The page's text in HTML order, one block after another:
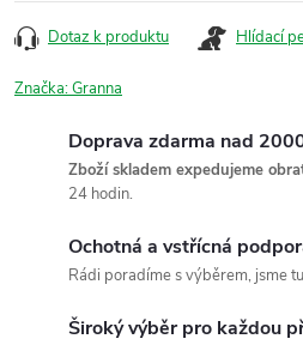
Dotaz k produktu Hlídací
Značka:Granna
Doprava zdarma nad
Zboží skladem expedujeme
24 hodin.
Ochotná a vstřícná
Rádi poradíme s výběrem, jsme
Široký výběr pro každou